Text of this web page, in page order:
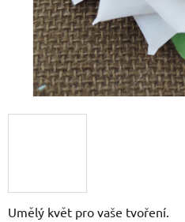
Umělý květ pro vaše tvoření.